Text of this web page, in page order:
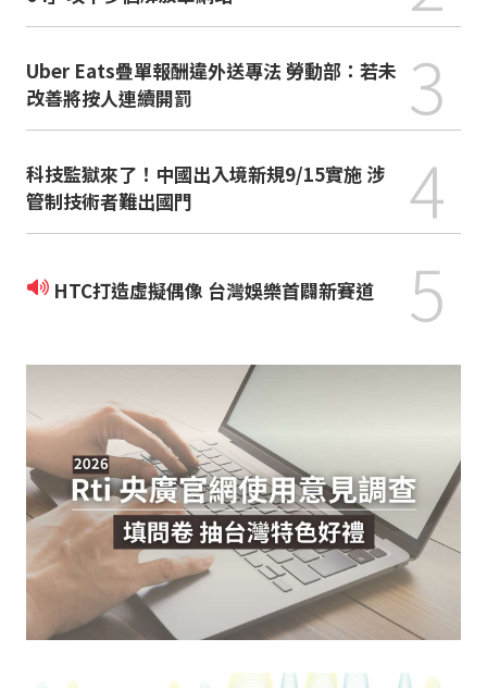
Uber Eats疊單報酬違外送專法 勞動部：若未
改善將按人連續開罰
3
科技監獄來了！中國出入境新規9/15實施 涉
管制技術者難出國門
4
HTC打造虛擬偶像 台灣娛樂首闢新賽道 5